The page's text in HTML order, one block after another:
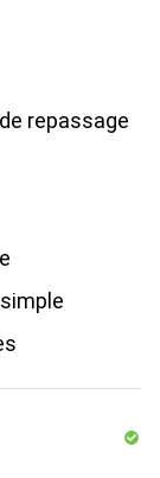
repassage